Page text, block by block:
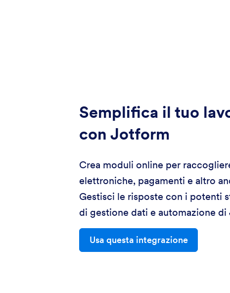
Semplifica il tuo
con Jotform
Crea moduli online per
elettroniche, pagamenti e altro
Gestisci le risposte con i potenti
di gestione dati e automazione
Usa questa integrazione